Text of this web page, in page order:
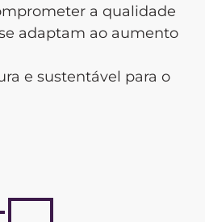
a qualidade
adaptam ao aumento
e sustentável para o